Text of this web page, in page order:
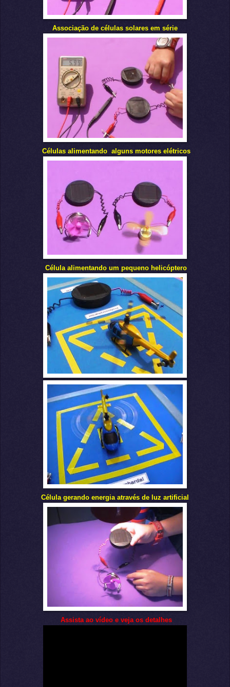
Associação de célu las solares em série
Células alimentandoalguns motores elétricos
Célula alimentando um pequeno helicóptero
Célu la gerando energia através de luz artificial
Assista ao vídeo e veja os detalhes